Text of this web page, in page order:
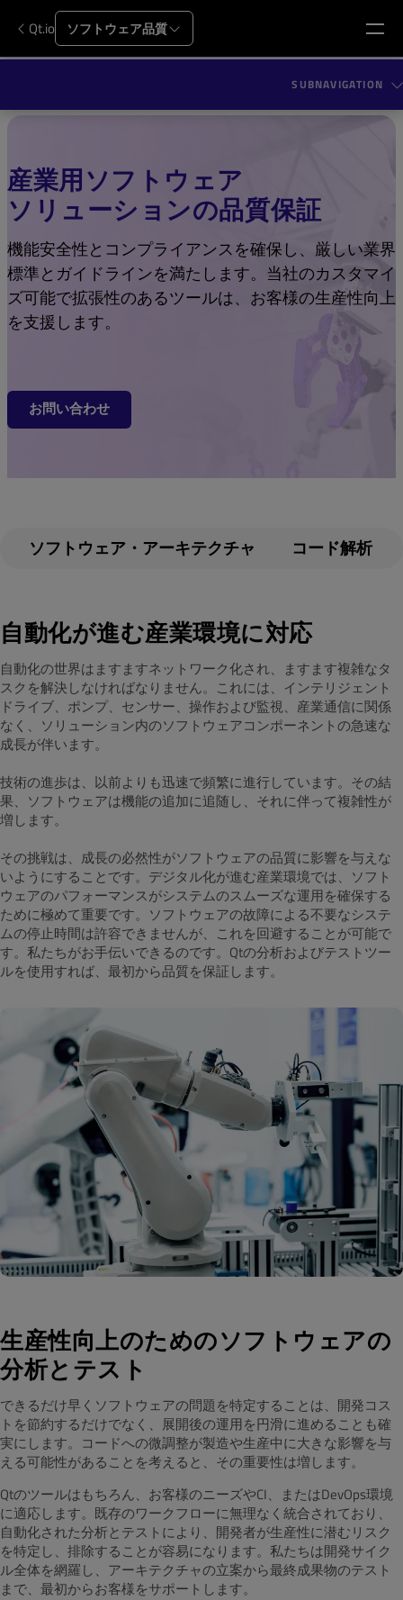
Qt.io ソフトウェア品質
SUBNAVIGATION
産業用ソフトウェア
ソリューションの品質保証
機能安全性とコンプライアンスを確保し、厳しい業界
標準とガイドラインを満たします。当社のカスタマイ
ズ可能で拡張性のあるツールは、お客様の生産性向上
を支援します。
お問い合わせ
ソフトウェア・アーキテクチャ コード解析
自動化が進む産業環境に対応
自動化の世界はますますネットワーク化され、ますます複雑なタ
スクを解決しなければなりません。これには、インテリジェント
ドライブ、ポンプ、センサー、操作および監視、産業通信に関係
なく、ソリューション内のソフトウェアコンポーネントの急速な
成長が伴います。
技術の進歩は、以前よりも迅速で頻繁に進行しています。その結
果、ソフトウェアは機能の追加に追随し、それに伴って複雑性が
増します。
その挑戦は、成長の必然性がソフトウェアの品質に影響を与えな
いようにすることです。デジタル化が進む産業環境では、ソフト
ウェアのパフォーマンスがシステムのスムーズな運用を確保する
ために極めて重要です。ソフトウェアの故障による不要なシステ
ムの停止時間は許容できませんが、これを回避することが可能で
す。私たちがお手伝いできるのです。Qtの分析およびテストツー
ルを使用すれば、最初から品質を保証します。
生産性向上のためのソフトウェアの
分析とテスト
できるだけ早くソフトウェアの問題を特定することは、開発コス
トを節約するだけでなく、展開後の運用を円滑に進めることも確
実にします。コードへの微調整が製造や生産中に大きな影響を与
える可能性があることを考えると、その重要性は増します。
Qtのツールはもちろん、お客様のニーズやCI、またはDevOps環境
に適応します。既存のワークフローに無理なく統合されており、
自動化された分析とテストにより、開発者が生産性に潜むリスク
を特定し、排除することが容易になります。私たちは開発サイク
ル全体を網羅し、アーキテクチャの立案から最終成果物のテスト
まで、最初からお客様をサポートします。